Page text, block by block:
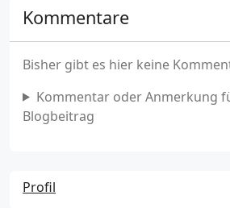
Kommentare
Bisher gibt es hier keine
Kommentar oder Anmerkung
Blogbeitrag
Profil